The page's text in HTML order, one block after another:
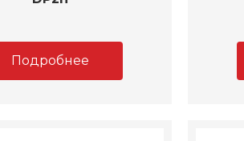
Подробнее